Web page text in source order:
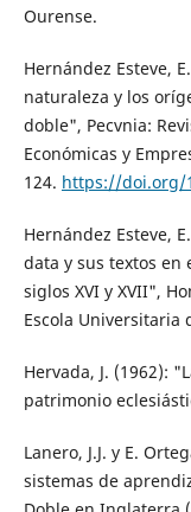
Ourense.
Hernández Esteve,
naturaleza y los
doble", Pecvnia:
Económicas y
124. https://doi.org/
Hernández Esteve,
data y sus textos en
siglos XVI y XVII",
Escola Universitaria
Hervada, J. (1962):
patrimonio
Lanero, J.J. y E.
sistemas de